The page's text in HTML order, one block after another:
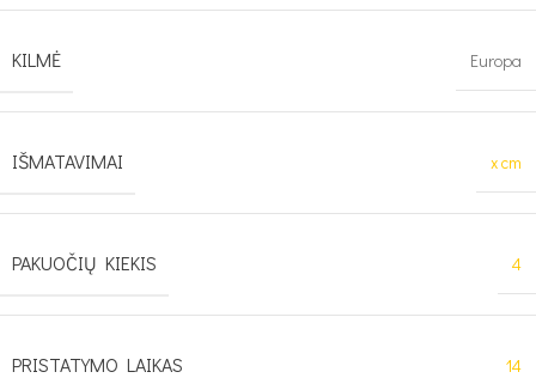
KILMĖ Europa
IŠMATAVIMAI x cm
PAKUOČIŲ KIEKIS 4
PRISTATYMO LAIKAS 14